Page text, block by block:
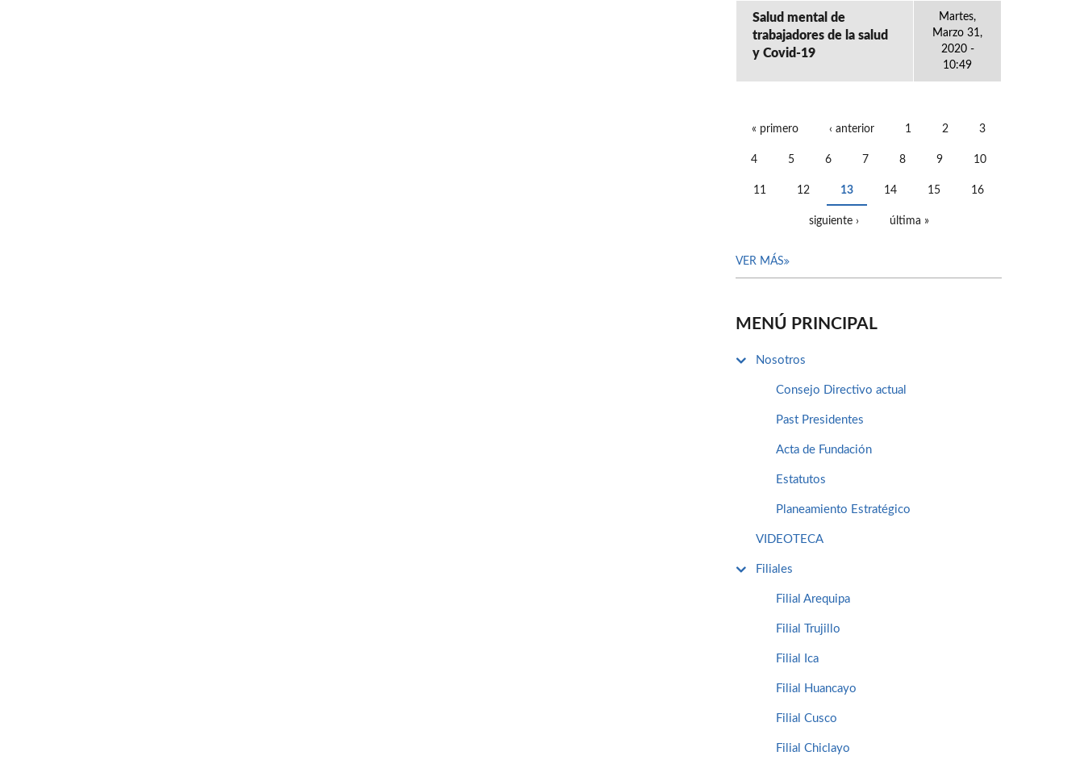
Salud mental de
trabajadores de la salud
y Covid-19
Martes,
Marzo 31,
2020 -
10:49
« primero ‹ anterior 1 2 3
4 5 6 7 8 9 10
11 12 13 14 15 16
siguiente › última »
VER MÁS
MENÚ PRINCIPAL
Nosotros
Consejo Directivo actual
Past Presidentes
Acta de Fundación
Estatutos
Planeamiento Estratégico
VIDEOTECA
Filiales
Filial Arequipa
Filial Trujillo
Filial Ica
Filial Huancayo
Filial Cusco
Filial Chiclayo